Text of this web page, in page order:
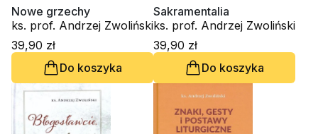
Nowe grzechy
ks. prof. Andrzej Zwoliński
39,90 zł
Do koszyka
Sakramentalia
ks. prof. Andrzej Zwoliński
39,90 zł
Do koszyka